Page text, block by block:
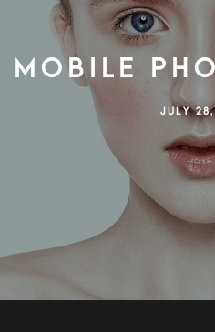
MOBILE
JULY